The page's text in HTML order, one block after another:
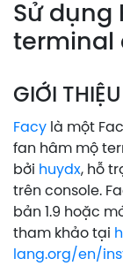
Sử dụng
terminal
GIỚI THIỆU
Facy là một
fan hâm mộ
bởi huydx, hỗ
trên console.
bản 1.9 hoặc
tham khảo tại
lang.org/en/